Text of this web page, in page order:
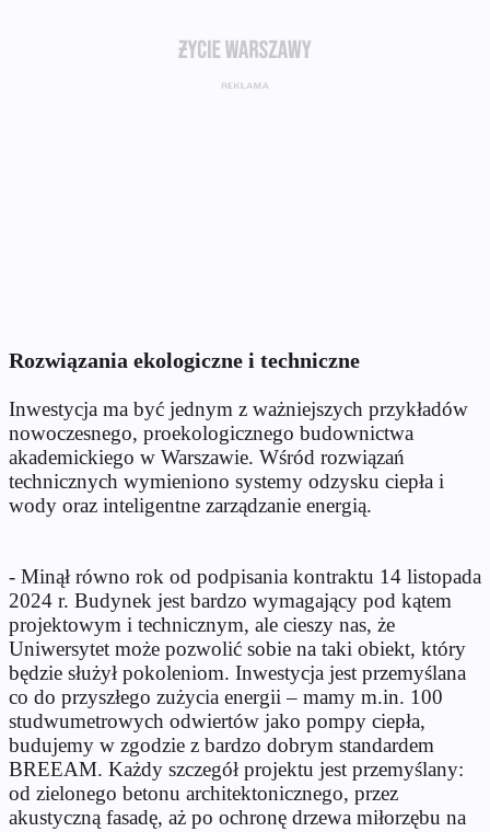
Rozwiązania ekologiczne i techniczne
Inwestycja ma być jednym z ważniejszych przykładów
nowoczesnego, proekologicznego budownictwa
akademickiego w Warszawie. Wśród rozwiązań
technicznych wymieniono systemy odzysku ciepła i
wody oraz inteligentne zarządzanie energią.
- Minął równo rok od podpisania kontraktu 14 listopada
2024 r. Budynek jest bardzo wymagający pod kątem
projektowym i technicznym, ale cieszy nas, że
Uniwersytet może pozwolić sobie na taki obiekt, który
będzie służył pokoleniom. Inwestycja jest przemyślana
co do przyszłego zużycia energii – mamy m.in. 100
studwumetrowych odwiertów jako pompy ciepła,
budujemy w zgodzie z bardzo dobrym standardem
BREEAM. Każdy szczegół projektu jest przemyślany:
od zielonego betonu architektonicznego, przez
akustyczną fasadę, aż po ochronę drzewa miłorzębu na